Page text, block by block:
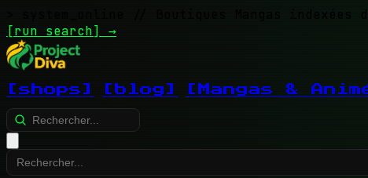
// Boutiques Mangas indexées
[run search] →
[shops] [blog] [Mangas &